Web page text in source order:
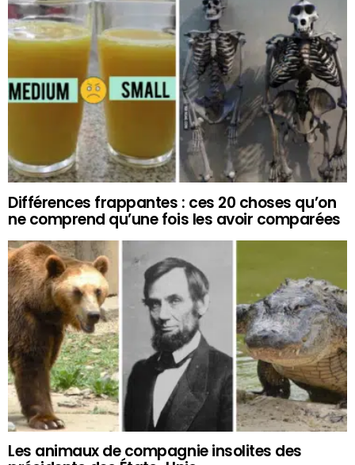
Différences frappantes : ces 20 choses qu’on
ne comprend qu’une fois les avoir comparées
Les animaux de compagnie insolites des